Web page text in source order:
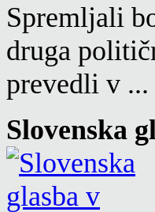
Spremljali
druga
prevedli v ...
Slovenska